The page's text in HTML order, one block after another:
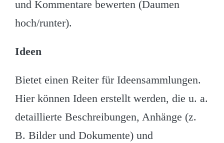
und Kommentare bewerten (Daumen
hoch/runter).
Ideen
Bietet einen Reiter für Ideensammlungen.
Hier können Ideen erstellt werden, die u. a.
detaillierte Beschreibungen, Anhänge (z.
B. Bilder und Dokumente) und